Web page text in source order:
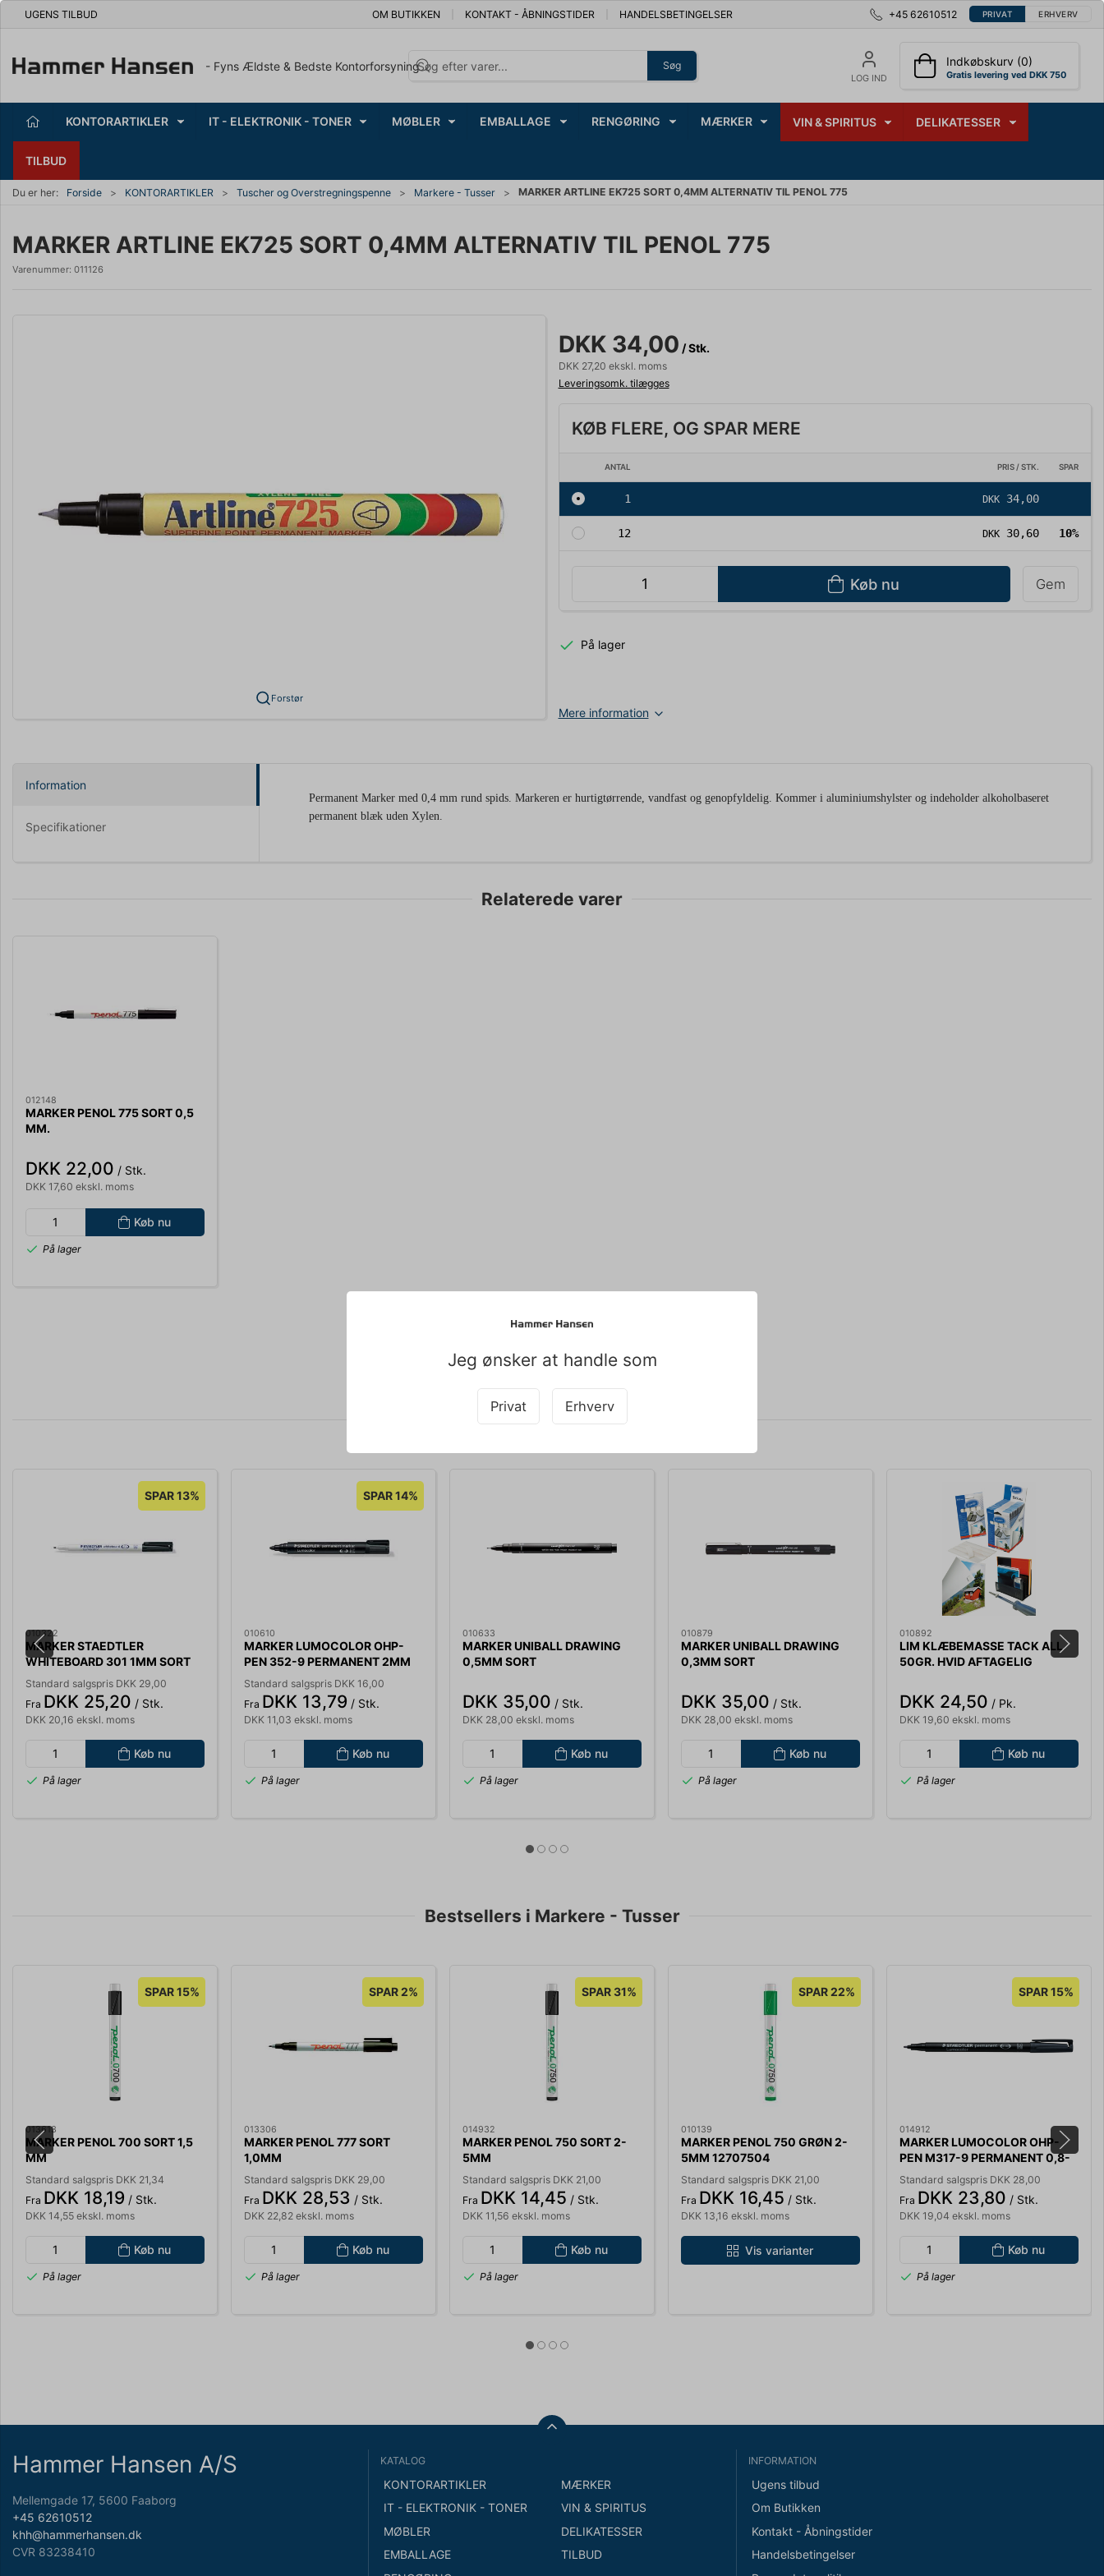
UGENS TILBUD OM BUTIKKEN KONTAKT - ÅBNINGSTIDER HANDELSBETINGELSER +45 62610512 PRIVAT ERHVERV
- Fyns Ældste & Bedste Kontorforsyning Søg
LOG IND
Indkøbskurv (0)
Gratis levering ved DKK 750
KONTORARTIKLER IT - ELEKTRONIK - TONER MØBLER EMBALLAGE RENGØRING MÆRKER VIN & SPIRITUS DELIKATESSER
TILBUD
Du er her: Forside KONTORARTIKLER Tuscher og Overstregningspenne Markere - Tusser MARKER ARTLINE EK725 SORT 0,4MM ALTERNATIV TIL PENOL 775
Jeg ønsker at handle som
Privat Erhverv
MARKER ARTLINE EK725 SORT 0,4MM ALTERNATIV TIL PENOL 775
Varenummer: 011126
Forstør
DKK 34,00 / Stk.
DKK 27,20 ekskl. moms
Leveringsomk. tilægges
KØB FLERE, OG SPAR MERE
ANTAL PRIS / STK. SPAR
Køb nu Gem
1 DKK 34,00
12 DKK 30,60 10%
På lager
Mere information
Information
Specifikationer
Permanent Marker med 0,4 mm rund spids. Markeren er hurtigtørrende, vandfast og genopfyldelig. Kommer i aluminiumshylster og indeholder alkoholbaseret
permanent blæk uden Xylen.
Relaterede varer
012148
MARKER PENOL 775 SORT 0,5
MM.
DKK 22,00 / Stk.
DKK 17,60 ekskl. moms
Køb nu
På lager
Køb sammen med det her produkt
SPAR 13%
010322
MARKER STAEDTLER
WHITEBOARD 301 1MM SORT
301-9
Standard salgspris DKK 29,00
Fra DKK 25,20 / Stk.
DKK 20,16 ekskl. moms
Køb nu
På lager
SPAR 14%
010610
MARKER LUMOCOLOR OHP-
PEN 352-9 PERMANENT 2MM
SORT 352-9
Standard salgspris DKK 16,00
Fra DKK 13,79 / Stk.
DKK 11,03 ekskl. moms
Køb nu
På lager
010633
MARKER UNIBALL DRAWING
0,5MM SORT
DKK 35,00 / Stk.
DKK 28,00 ekskl. moms
Køb nu
På lager
010879
MARKER UNIBALL DRAWING
0,3MM SORT
DKK 35,00 / Stk.
DKK 28,00 ekskl. moms
Køb nu
På lager
010892
LIM KLÆBEMASSE TACK ALL
50GR. HVID AFTAGELIG
DKK 24,50 / Pk.
DKK 19,60 ekskl. moms
Køb nu
På lager
Bestsellers i Markere - Tusser
SPAR 15%
013613
MARKER PENOL 700 SORT 1,5
MM
Standard salgspris DKK 21,34
Fra DKK 18,19 / Stk.
DKK 14,55 ekskl. moms
Køb nu
På lager
SPAR 2%
013306
MARKER PENOL 777 SORT
1,0MM
Standard salgspris DKK 29,00
Fra DKK 28,53 / Stk.
DKK 22,82 ekskl. moms
Køb nu
På lager
SPAR 31%
014932
MARKER PENOL 750 SORT 2-
5MM
Standard salgspris DKK 21,00
Fra DKK 14,45 / Stk.
DKK 11,56 ekskl. moms
Køb nu
På lager
SPAR 22%
010139
MARKER PENOL 750 GRØN 2-
5MM 12707504
Standard salgspris DKK 21,00
Fra DKK 16,45 / Stk.
DKK 13,16 ekskl. moms
Vis varianter
SPAR 15%
014912
MARKER LUMOCOLOR OHP-
PEN M317-9 PERMANENT 0,8-
1MM SORT
Standard salgspris DKK 28,00
Fra DKK 23,80 / Stk.
DKK 19,04 ekskl. moms
Køb nu
På lager
Hammer Hansen A/S
Mellemgade 17, 5600 Faaborg
+45 62610512
khh@hammerhansen.dk
CVR 83238410
KATALOG
KONTORARTIKLER
IT - ELEKTRONIK - TONER
MØBLER
EMBALLAGE
MÆRKER
VIN & SPIRITUS
DELIKATESSER
TILBUD
INFORMATION
Ugens tilbud
Om Butikken
Kontakt - Åbningstider
Handelsbetingelser